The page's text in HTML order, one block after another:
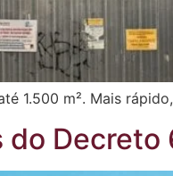
1.500 m². Mais
do